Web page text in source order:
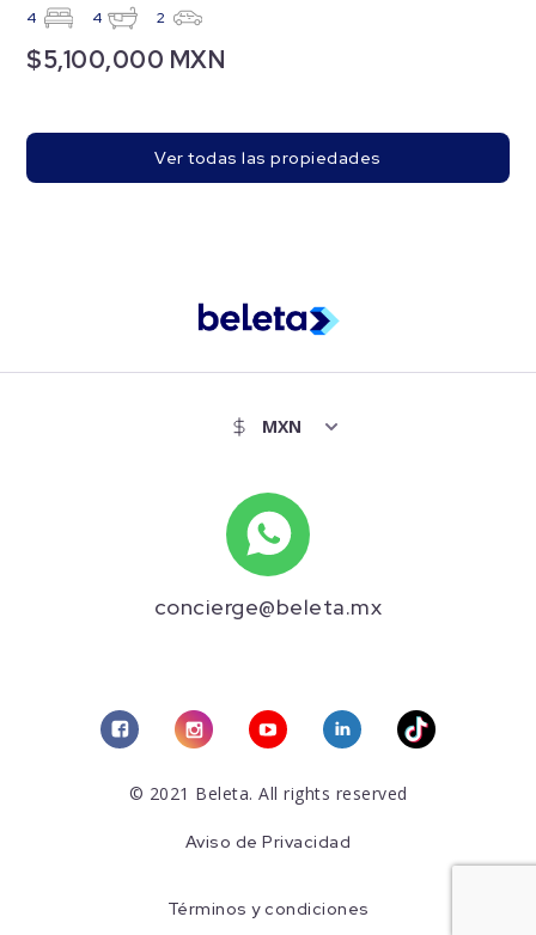
4 4 2
$5,100,000 MXN
Ver todas las propiedades
concierge@beleta.mx
© 2021 Beleta. All rights reserved
Aviso de Privacidad
Términos y condiciones